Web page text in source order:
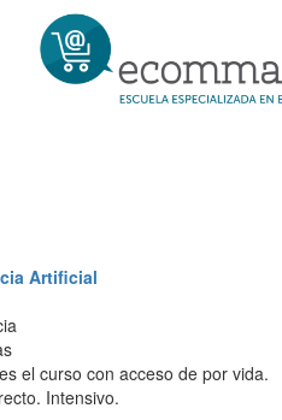
Artificial
el curso con acceso de por vida.
Intensivo.